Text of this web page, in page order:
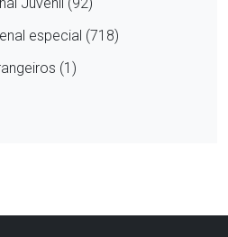
especial (718)
(1)